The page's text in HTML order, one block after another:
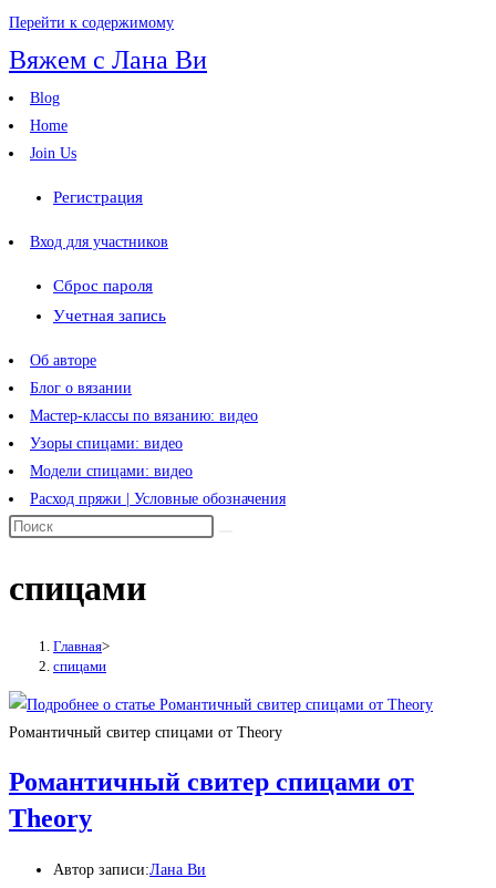
Перейти к содержимому
Вяжем с Лана Ви
Blog
Home
Join Us
Регистрация
Вход для участников
Сброс пароля
Учетная запись
Об авторе
Блог о вязании
Мастер-классы по вязанию: видео
Узоры спицами: видео
Модели спицами: видео
Расход пряжи | Условные обозначения
спицами
Главная>
спицами
Романтичный свитер спицами от Theory
Романтичный свитер спицами от
Theory
Автор записи:Лана Ви